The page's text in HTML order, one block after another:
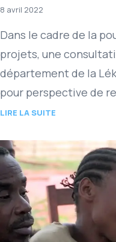
Lékoumou
8 avril 2022
Dans le cadre de la
projets, une
département de la
pour perspective de
LIRE LA SUITE